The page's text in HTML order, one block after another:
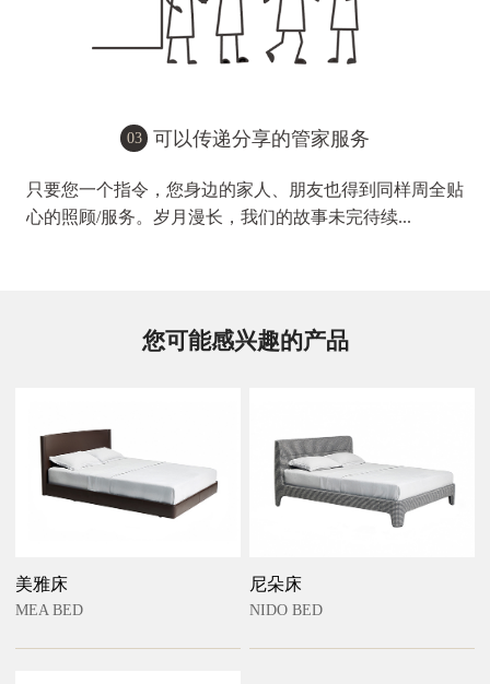
03 可以传递分享的管家服务
只要您一个指令，您身边的家人、朋友也得到同样周全贴
心的照顾/服务。岁月漫长，我们的故事未完待续...
您可能感兴趣的产品
美雅床
MEA BED
尼朵床
NIDO BED